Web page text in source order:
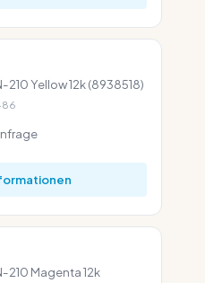
210 Yellow 12k (8938518)
210 Magenta 12k